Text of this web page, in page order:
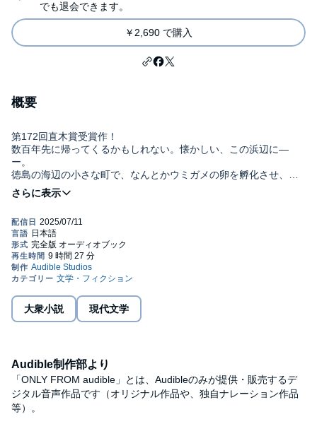
でも退会できます。
￥2,690 で購入
概要
第172回直木賞受賞作！
数百年先に帰ってくるかもしれない。懐かしい、この浜辺に―
ー。
徳島の海辺の小さな町で、なんとかウミガメの卵を孵化させ、自
分ひとりの力で育てようとする、祖父と二人暮らしの中学生の女
の子。年老いた父親のために隕石を拾った場所を偽ろうとする北
う伝説の土を探す元カメラマンの男。長崎の空き家で、膨大な量
の謎の岩石やガラス製品を発見した若手公務員。都会から逃れ移
住した奈良の山奥で、ニホンオオカミに「出会った」ウェブデザ
イナーの女性ーー。人間の生をはるかに超える時の流れを見据え
た、科学だけが気づかせてくれる大切な未来。『宙わたる教室』
る全五篇。
©2025 伊与原新／新潮社 (P)2025 Audible, Inc.
大衆小説 現代文学
Audible制作部より
「ONLY FROM audible」とは、Audibleのみが提供・販売するデ
ジタル音声作品です（オリジナル作品や、独自ナレーション作品
等）。